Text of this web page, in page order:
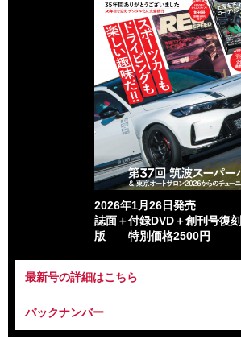
2026年1月26日発売
誌面＋付録DVD＋創刊号復刻
版 特別価格2500円
最新号の詳細はこちら
バックナンバー